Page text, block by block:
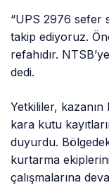
“UPS 2976 sefer
takip ediyoruz.
refahıdır.
dedi.
Yetkililer,
kara kutu
duyurdu.
kurtarma
çalışmalarına